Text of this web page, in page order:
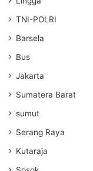
TNI-POLRI
Barsela
Bus
Jakarta
Sumatera Barat
sumut
Serang Raya
Kutaraja